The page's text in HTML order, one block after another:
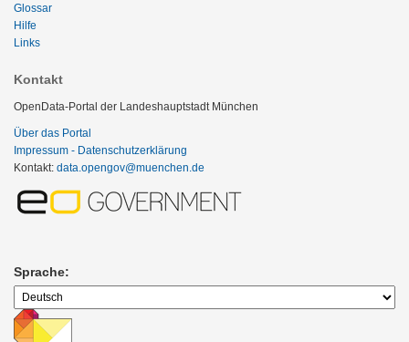
Glossar
Hilfe
Links
Kontakt
OpenData-Portal der Landeshauptstadt München
Über das Portal
Impressum - Datenschutzerklärung
Kontakt: data.opengov@muenchen.de
Sprache